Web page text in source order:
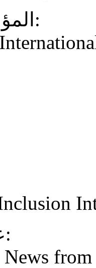
المؤلف / المؤلفة:
عنوان المجلة: